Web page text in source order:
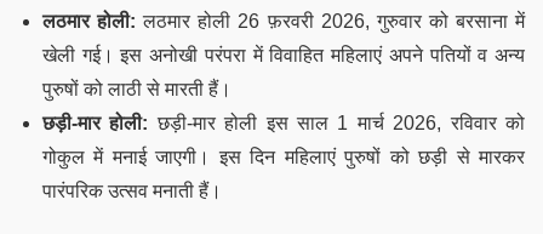
लठमार होली: लठमार होली 26 फ़रवरी 2026, गुरुवार को बरसाना में
खेली गई। इस अनोखी परंपरा में विवाहित महिलाएं अपने पतियों व अन्य
पुरुषों को लाठी से मारती हैं।
छड़ी-मार होली: छड़ी-मार होली इस साल 1 मार्च 2026, रविवार को
गोकुल में मनाई जाएगी। इस दिन महिलाएं पुरुषों को छड़ी से मारकर
पारंपरिक उत्सव मनाती हैं।